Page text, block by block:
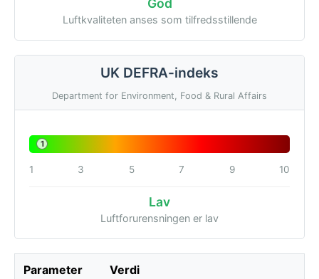
God
Luftkvaliteten anses som tilfredsstillende
UK DEFRA-indeks
Department for Environment, Food & Rural Affairs
1
1 3 5 7 9 10
Lav
Luftforurensningen er lav
Parameter Verdi